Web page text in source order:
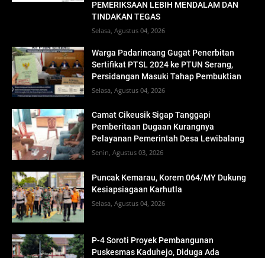
PEMERIKSAAN LEBIH MENDALAM DAN
TINDAKAN TEGAS
Selasa, Agustus 04, 2026
Warga Padarincang Gugat Penerbitan
Sertifikat PTSL 2024 ke PTUN Serang,
Persidangan Masuki Tahap Pembuktian
Selasa, Agustus 04, 2026
Camat Cikeusik Sigap Tanggapi
Pemberitaan Dugaan Kurangnya
Pelayanan Pemerintah Desa Lewibalang
Senin, Agustus 03, 2026
Puncak Kemarau, Korem 064/MY Dukung
Kesiapsiagaan Karhutla
Selasa, Agustus 04, 2026
P-4 Soroti Proyek Pembangunan
Puskesmas Kaduhejo, Diduga Ada